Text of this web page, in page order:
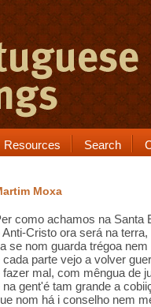
Resources Search
Moxa
como achamos na Santa
Anti-Cristo ora será na terra,
se nom guarda trégoa nem
cada parte vejo a volver
fazer mal, com mêngua de
na gent'é tam grande a
nom há i conselho nem